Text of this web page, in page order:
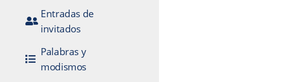
Entradas de
invitados
Palabras y
modismos